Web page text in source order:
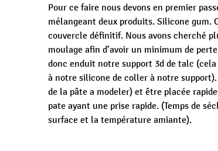
Pour ce faire nous devons en premier
mélangeant deux produits. Silicone gum.
couvercle définitif. Nous avons cherché
moulage afin d’avoir un minimum de
donc enduit notre support 3d de talc
à notre silicone de coller à notre
de la pâte a modeler) et être placée
pate ayant une prise rapide. (Temps de
surface et la température amiante).